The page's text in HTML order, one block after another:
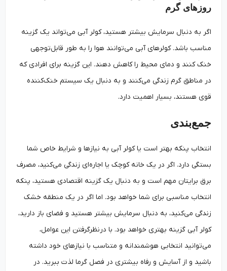
روزهای گرم
اگر به دنبال سرمایش بیشتر هستید، کولر آبی می‌تواند یک گزینه
مناسب باشد. کولرهای آبی می‌توانند هوا را به طور قابل‌توجهی
خنک کنند و دمای محیط را کاهش دهند. این گزینه برای افرادی که
در مناطق گرم زندگی می‌کنند و به دنبال یک سیستم خنک‌کننده
قوی هستند، بسیار اهمیت دارد.
جمع‌بندی
انتخاب پنکه بهتر است یا کولر آبی به نیازها و شرایط خاص شما
بستگی دارد. اگر در یک خانه کوچک یا اجاره‌ای زندگی می‌کنید، مصرف
برق برایتان مهم است و به دنبال یک گزینه اقتصادی هستید، پنکه
انتخاب مناسبی برای شما خواهد بود. اما اگر در یک منطقه خشک
زندگی می‌کنید، به دنبال سرمایش بیشتر هستید و فضای باز دارید،
کولر آبی گزینه بهتری خواهد بود. با درنظرگرفتن این عوامل،
می‌توانید انتخابی هوشمندانه و متناسب با نیازهای خود داشته
باشید و از آسایش و رفاه بیشتری در فصل گرما لذت ببرید. در